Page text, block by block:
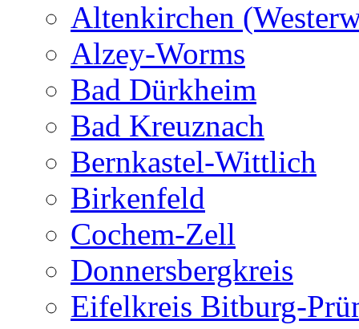
Altenkirchen
Alzey-Worms
Bad Dürkheim
Bad Kreuznach
Bernkastel-Wittlich
Birkenfeld
Cochem-Zell
Donnersbergkreis
Eifelkreis Bitburg-